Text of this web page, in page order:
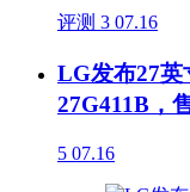
评测 3 07.16
LG发布27英
27G411B，
5 07.16